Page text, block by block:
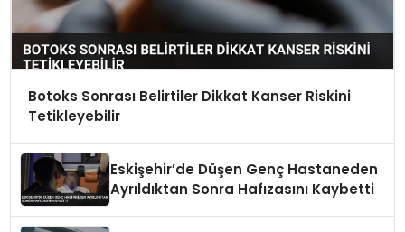
Botoks Sonrası Belirtiler Dikkat Kanser Riskini
Tetikleyebilir
Eskişehir’de Düşen Genç Hastaneden
Ayrıldıktan Sonra Hafızasını Kaybetti